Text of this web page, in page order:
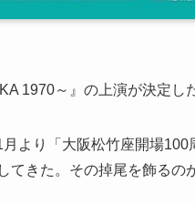
1970～』の上演が決定し
より「大阪松竹座開場100
てきた。その掉尾を飾るの